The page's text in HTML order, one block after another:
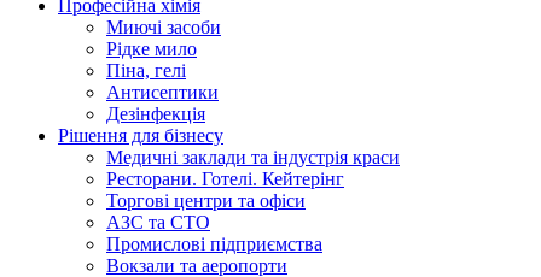
Професійна хімія
Миючі засоби
Рідке мило
Піна, гелі
Антисептики
Дезінфекція
Рішення для бізнесу
Медичні заклади та індустрія краси
Ресторани. Готелі. Кейтерінг
Торгові центри та офіси
АЗС та СТО
Промислові підприємства
Вокзали та аеропорти